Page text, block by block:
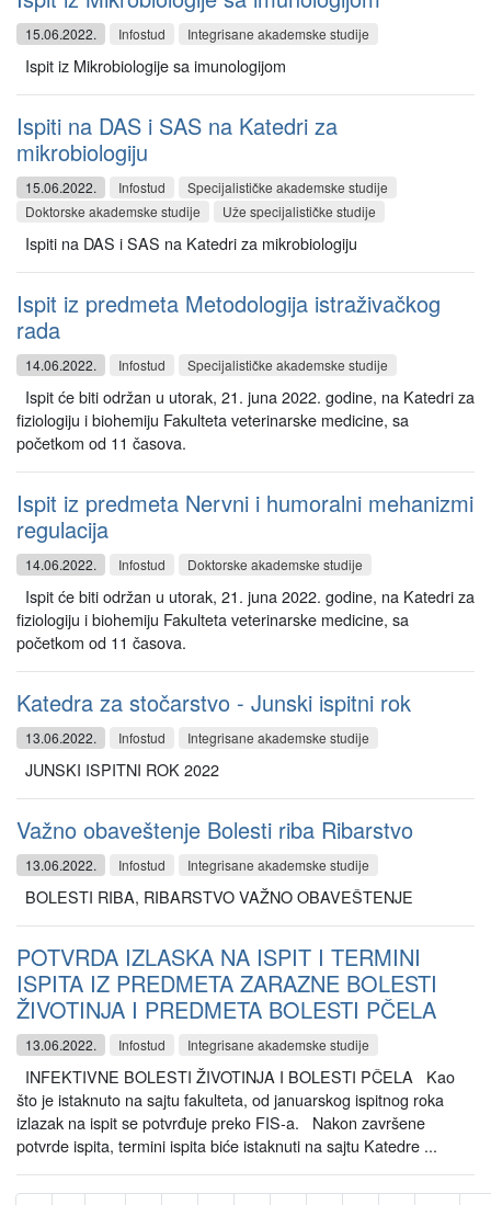
15.06.2022. Infostud Integrisane akademske studije
Ispit iz Mikrobiologije sa imunologijom
Ispiti na DAS i SAS na Katedri za
mikrobiologiju
15.06.2022. Infostud
Specijalističke akademske studije
Doktorske akademske studije
Uže specijalističke studije
Ispiti na DAS i SAS na Katedri za mikrobiologiju
Ispit iz predmeta Metodologija istraživačkog
rada
14.06.2022. Infostud Specijalističke akademske studije
Ispit će biti održan u utorak, 21. juna 2022. godine, na Katedri za
fiziologiju i biohemiju Fakulteta veterinarske medicine, sa
početkom od 11 časova.
Ispit iz predmeta Nervni i humoralni mehanizmi
regulacija
14.06.2022. Infostud Doktorske akademske studije
Ispit će biti održan u utorak, 21. juna 2022. godine, na Katedri za
fiziologiju i biohemiju Fakulteta veterinarske medicine, sa
početkom od 11 časova.
Katedra za stočarstvo - Junski ispitni rok
13.06.2022. Infostud Integrisane akademske studije
JUNSKI ISPITNI ROK 2022
Važno obaveštenje Bolesti riba Ribarstvo
13.06.2022. Infostud Integrisane akademske studije
BOLESTI RIBA, RIBARSTVO VAŽNO OBAVEŠTENJE
POTVRDA IZLASKA NA ISPIT I TERMINI
ISPITA IZ PREDMETA ZARAZNE BOLESTI
ŽIVOTINJA I PREDMETA BOLESTI PČELA
13.06.2022. Infostud Integrisane akademske studije
INFEKTIVNE BOLESTI ŽIVOTINJA I BOLESTI PČELA Kao
što je istaknuto na sajtu fakulteta, od januarskog ispitnog roka
izlazak na ispit se potvrđuje preko FIS-a. Nakon završene
potvrde ispita, termini ispita biće istaknuti na sajtu Katedre ...